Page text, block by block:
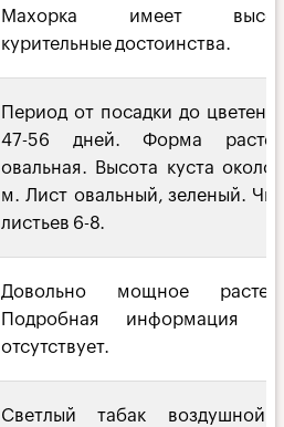
Махорка имеет
курительные достоинства.
Период от посадки до
47-56 дней. Форма
овальная. Высота куста около
м. Лист овальный, зеленый.
листьев 6-8.
Довольно мощное
Подробная информация
отсутствует.
Светлый табак воздушной